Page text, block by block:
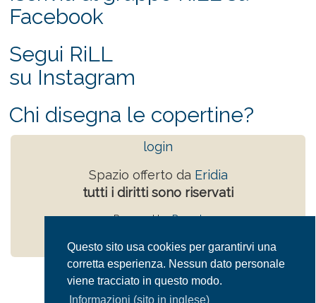
Questo sito usa cookies per garantirvi una
corretta esperienza. Nessun dato personale
viene tracciato in questo modo.
Informazioni (sito in inglese)
Facebook
Segui RiLL
su Instagram
Chi disegna le copertine?
login
Spazio offerto da Eridia
tutti i diritti sono riservati
Powered byDrupal